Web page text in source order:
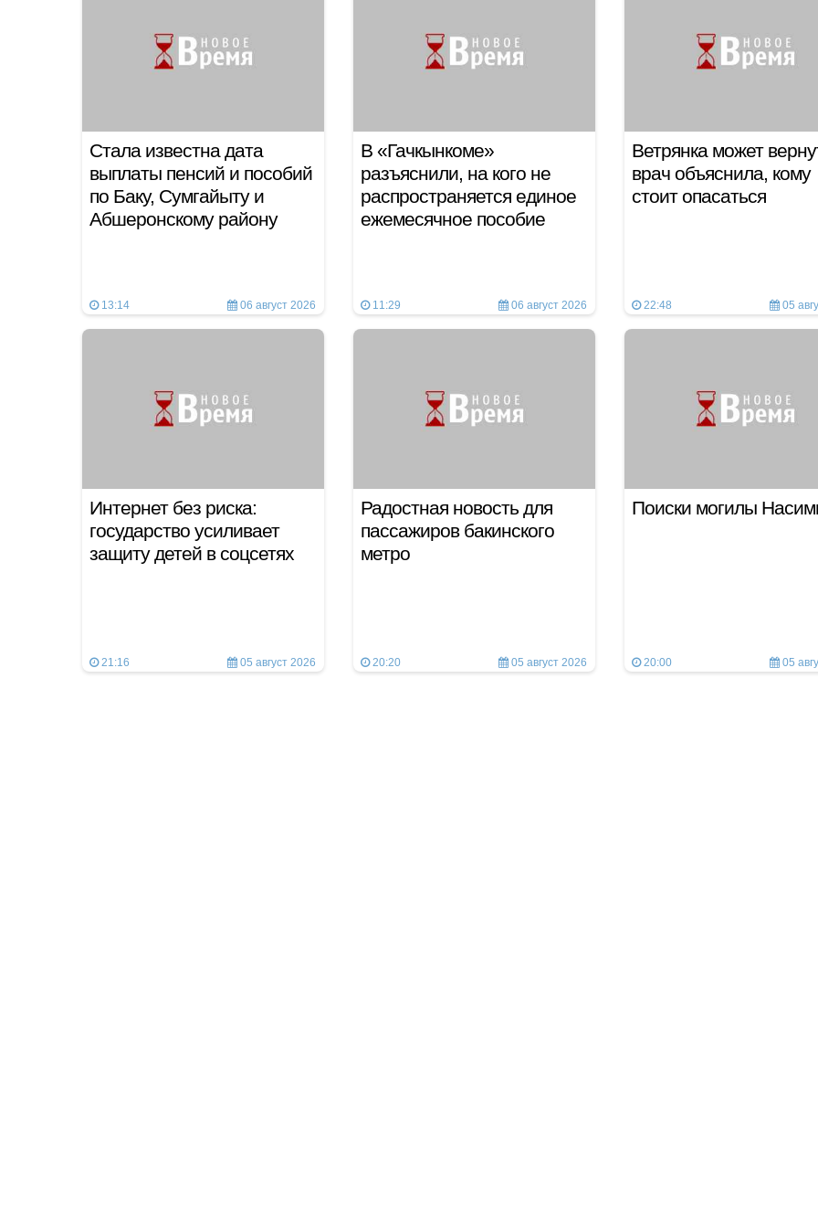
Стала известна дата
выплаты пенсий и пособий
по Баку, Сумгайыту и
Абшеронскому району
13:14 06 август 2026
В «Гачкынкоме»
разъяснили, на кого не
распространяется единое
ежемесячное пособие
11:29 06 август 2026
Ветрянка может
врач объяснила, кому
стоит опасаться
22:48 05
Интернет без риска:
государство усиливает
защиту детей в соцсетях
21:16 05 август 2026
Радостная новость для
пассажиров бакинского
метро
20:20 05 август 2026
Поиски могилы
20:00 05